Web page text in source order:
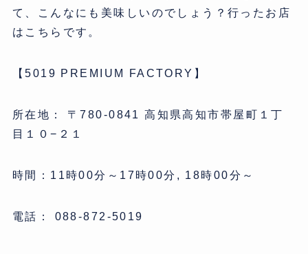
て、こんなにも美味しいのでしょう？行ったお店
はこちらです。
【5019 PREMIUM FACTORY】
所在地： 〒780-0841 高知県高知市帯屋町１丁
目１０−２１
時間：11時00分～17時00分, 18時00分～
電話： 088-872-5019